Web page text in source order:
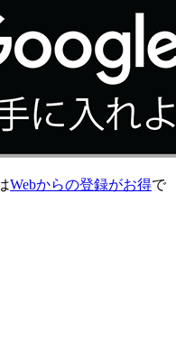
Webからの登録がお得で